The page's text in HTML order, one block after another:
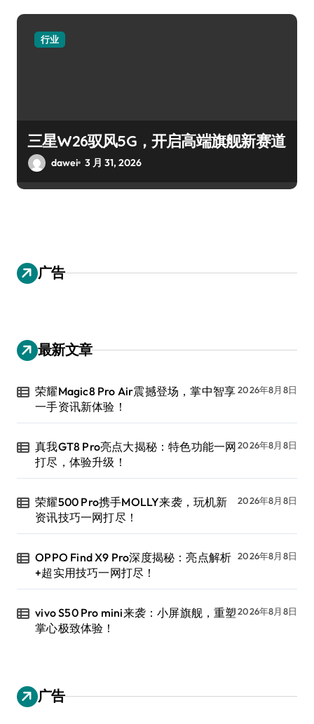
行业
三星W26驭风5G，开启高端旗舰新赛道
dawei 3 月 31, 2026
广告
最新文章
荣耀Magic8 Pro Air震撼登场，掌中智享
一手资讯新体验！
2026年8月8日
真我GT8 Pro亮点大揭秘：特色功能一网
打尽，体验升级！
2026年8月8日
荣耀500 Pro携手MOLLY来袭，玩机新
资讯技巧一网打尽！
2026年8月8日
OPPO Find X9 Pro深度揭秘：亮点解析
+超实用技巧一网打尽！
2026年8月8日
vivo S50 Pro mini来袭：小屏旗舰，重塑
掌心极致体验！
2026年8月8日
广告